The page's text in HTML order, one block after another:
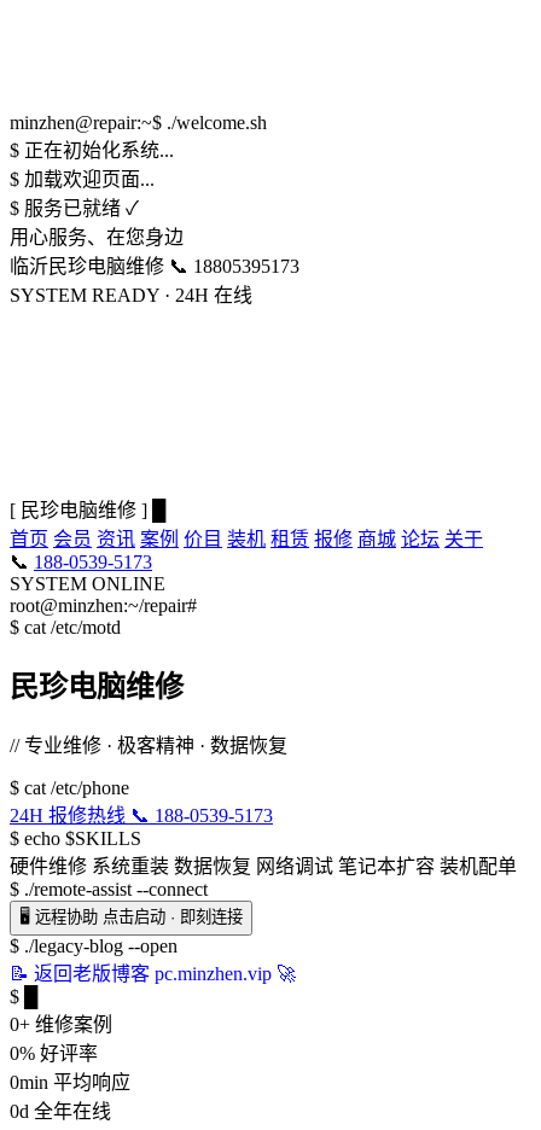
minzhen@repair:~$ ./welcome.sh
$ 正在初始化系统...
$ 加载欢迎页面...
$ 服务已就绪 ✓
用心服务、在您身边
临沂民珍电脑维修 📞 18805395173
SYSTEM READY · 24H 在线
[ 民珍电脑维修 ]
首页 会员 资讯 案例 价目 装机 租赁 报修 商城 论坛 关于
📞 188-0539-5173
SYSTEM ONLINE
root@minzhen:~/repair#
$ cat /etc/motd
民珍电脑维修
// 专业维修 · 极客精神 · 数据恢复
$ cat /etc/phone
24H 报修热线 📞 188-0539-5173
$ echo $SKILLS
硬件维修 系统重装 数据恢复 网络调试 笔记本扩容 装机配单
$ ./remote-assist --connect
🖥️ 远程协助 点击启动 · 即刻连接
$ ./legacy-blog --open
📝 返回老版博客 pc.minzhen.vip 🚀
$
0+ 维修案例
0% 好评率
0min 平均响应
0d 全年在线